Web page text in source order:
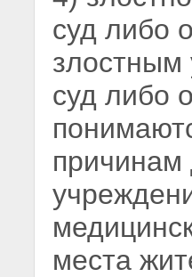
суд либо
злостным
суд либо
причинам
места